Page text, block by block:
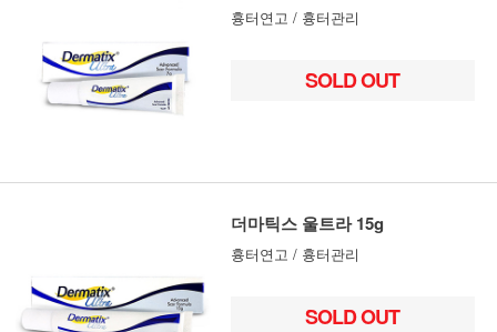
흉터연고 / 흉터관리
SOLD OUT
더마틱스 울트라 15g
흉터연고 / 흉터관리
SOLD OUT